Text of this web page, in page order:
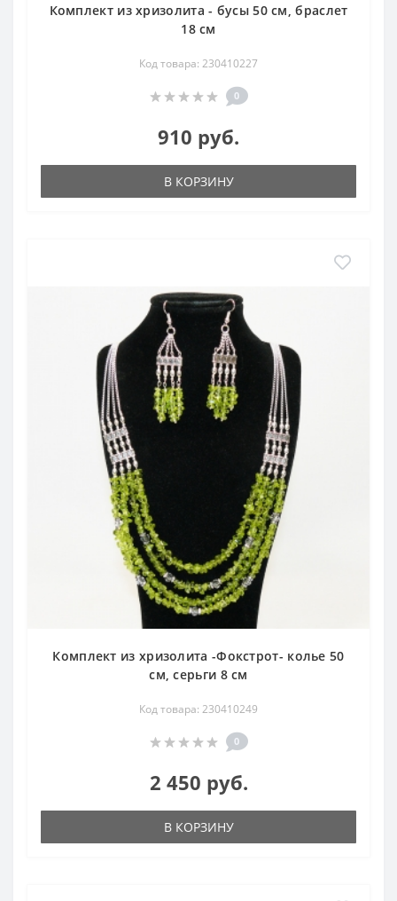
Комплект из хризолита - бусы 50 см, браслет
18 см
Код товара: 230410227
0
910 руб.
В КОРЗИНУ
Комплект из хризолита -Фокстрот- колье 50
см, серьги 8 см
Код товара: 230410249
0
2 450 руб.
В КОРЗИНУ